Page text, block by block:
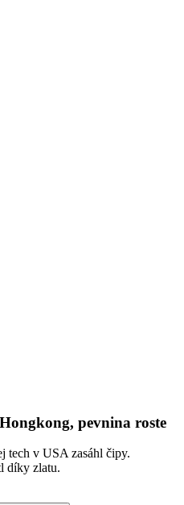
pevnina roste
tech v USA zasáhl čipy.
díky zlatu.